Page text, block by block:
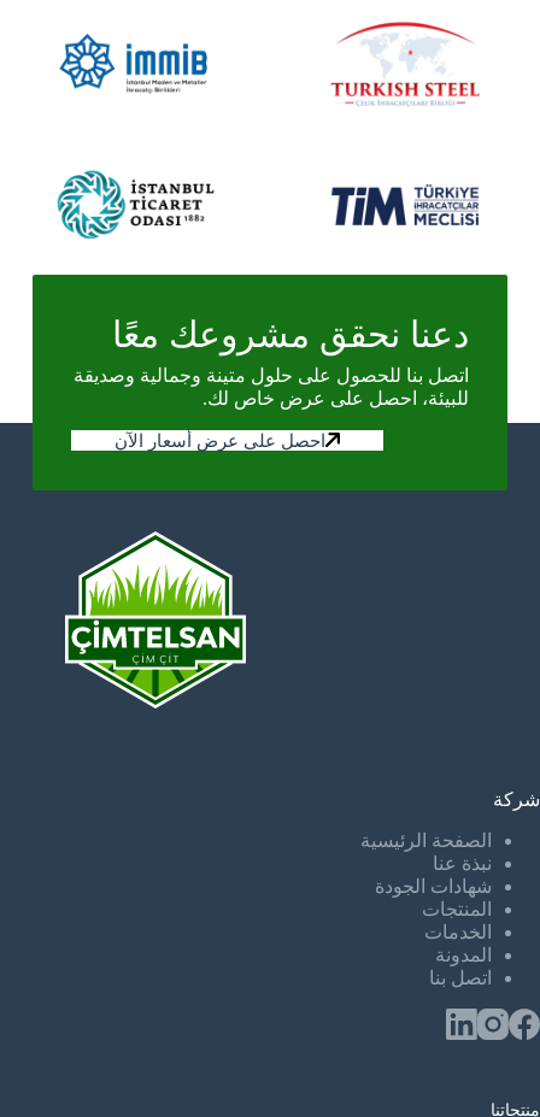
دعنا نحقق مشروعك معًا
اتصل بنا للحصول على حلول متينة وجمالية وصديقة
للبيئة، احصل على عرض خاص لك.
احصل على عرض أسعار الآن
شركة
الصفحة الرئيسية
نبذة عنا
شهادات الجودة
المنتجات
الخدمات
المدونة
اتصل بنا
منتجاتنا